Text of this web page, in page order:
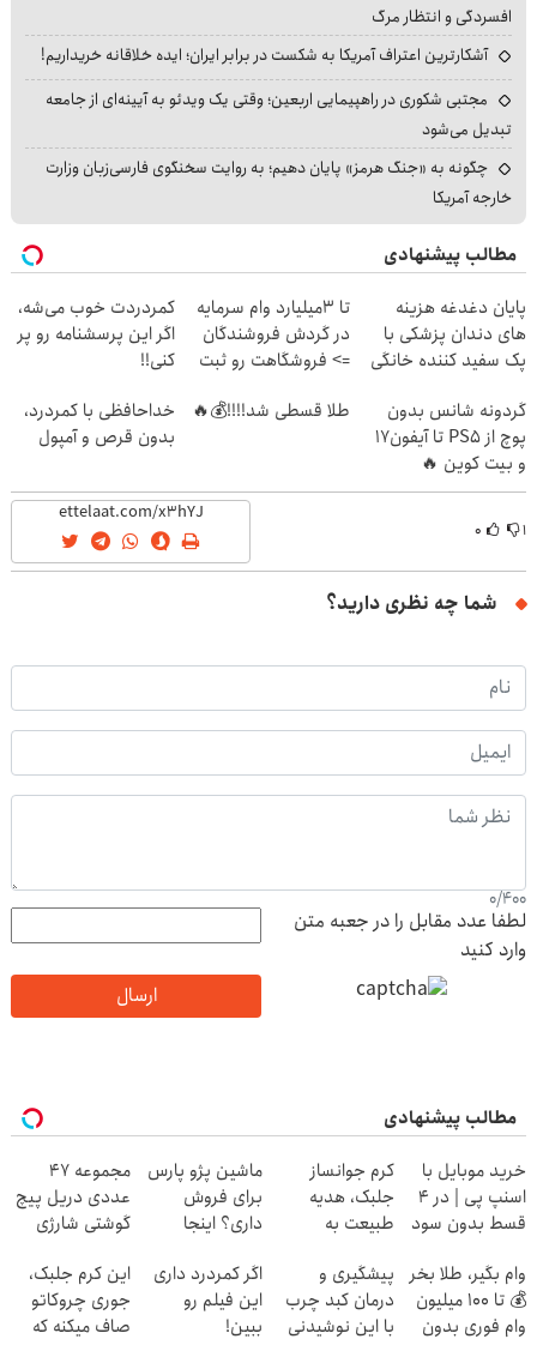
افسردگی و انتظار مرگ
آشکارترین اعتراف آمریکا به شکست در برابر ایران؛ ایده خلاقانه خریداریم!
مجتبی شکوری در راهپیمایی اربعین؛ وقتی یک ویدئو به آیینه‌ای از جامعه
تبدیل می‌شود
چگونه به «جنگ هرمز» پایان دهیم؛ به روایت سخنگوی فارسی‌زبان وزارت
خارجه آمریکا
مطالب پیشنهادی
پایان دغدغه هزینه
های دندان پزشکی با
پک سفید کننده خانگی
تا 3میلیارد وام سرمایه
در گردش فروشندگان
=> فروشگاهت رو ثبت
کمردردت خوب می‌شه،
اگر این پرسشنامه رو پر
کنی!!
گردونه شانس بدون
پوچ از PS5 تا آیفون17
و بیت کوین 🔥
طلا قسطی شد!!!!💰🔥
خداحافظی با کمردرد،
بدون قرص و آمپول
۱ ۰
شما چه نظری دارید؟
0/400
لطفا عدد مقابل را در جعبه متن
وارد کنید
ارسال
مطالب پیشنهادی
خرید موبایل با
اسنپ پی | در ۴
قسط بدون سود
کرم جوانساز
جلبک، هدیه
طبیعت به
تخفیف ویژه)
ماشین پژو پارس
برای فروش
داری؟ اینجا
مجموعه 47
عددی دریل پیچ
گوشتی شارژی
محدود)
وام بگیر، طلا بخر
💰 تا 100 میلیون
وام فوری بدون
پیشگیری و
درمان کبد چرب
با این نوشیدنی
اگر کمردرد داری
این فیلم رو
ببین!
این کرم جلبک،
جوری چروکاتو
صاف میکنه که